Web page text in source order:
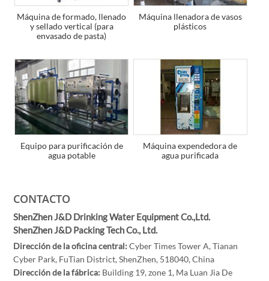
Máquina de formado, llenado
y sellado vertical (para
envasado de pasta)
Máquina llenadora de vasos
plásticos
Equipo para purificación de
agua potable
Máquina expendedora de
agua purificada
CONTACTO
ShenZhen J&D Drinking Water Equipment Co.,Ltd.
ShenZhen J&D Packing Tech Co., Ltd.
Dirección de la oficina central:Cyber Times Tower A, Tianan
Cyber Park, FuTian District, ShenZhen, 518040, China
Dirección de la fábrica: Building 19, zone 1, Ma Luan Jia De